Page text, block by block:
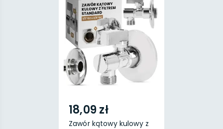
18,09 zł
Zawór kątowy kulowy z